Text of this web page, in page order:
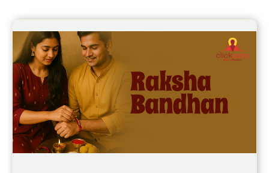
Super Horoscope Reviews
Education Horoscope Reviews
Wealth Horoscope Reviews
Yearly Predictions Reviews
Monthly Predictions Reviews
Future Book Reviews